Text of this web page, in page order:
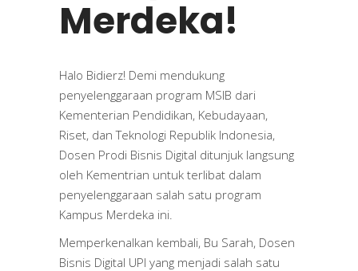
Merdeka!
Halo Bidierz! Demi mendukung
penyelenggaraan program MSIB dari
Kementerian Pendidikan, Kebudayaan,
Riset, dan Teknologi Republik Indonesia,
Dosen Prodi Bisnis Digital ditunjuk langsung
oleh Kementrian untuk terlibat dalam
penyelenggaraan salah satu program
Kampus Merdeka ini.
Memperkenalkan kembali, Bu Sarah, Dosen
Bisnis Digital UPI yang menjadi salah satu